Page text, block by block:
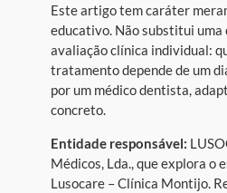
Este artigo tem caráter
educativo. Não substitui uma
avaliação clínica individual:
tratamento depende de um
por um médico dentista,
concreto.
Entidade responsável:
Médicos, Lda., que explora o
Lusocare – Clínica Montijo.